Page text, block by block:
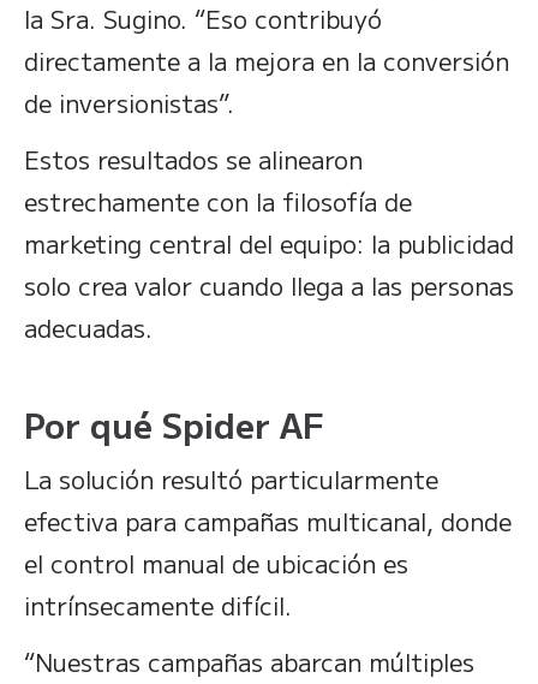
la Sra. Sugino. “Eso contribuyó
directamente a la mejora en la conversión
de inversionistas”.
Estos resultados se alinearon
estrechamente con la filosofía de
marketing central del equipo: la publicidad
solo crea valor cuando llega a las personas
adecuadas.
Por qué Spider AF
La solución resultó particularmente
efectiva para campañas multicanal, donde
el control manual de ubicación es
intrínsecamente difícil.
“Nuestras campañas abarcan múltiples